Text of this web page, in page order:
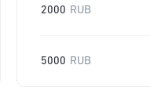
2000 RUB
5000 RUB